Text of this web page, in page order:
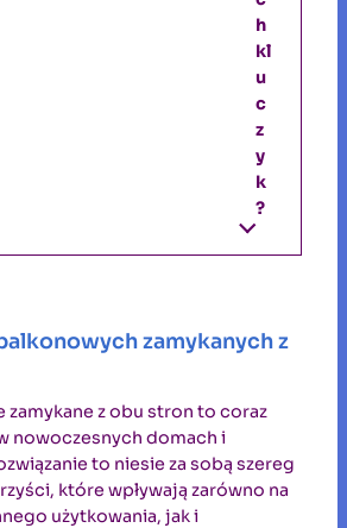
h
kl
u
c
z
y
k
?
zamykanych z
zamykane z obu stron to coraz
nowoczesnych domach i
to niesie za sobą szereg
które wpływają zarówno na
użytkowania, jak i